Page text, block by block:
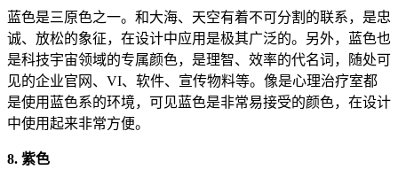
蓝色是三原色之一。和大海、天空有着不可分割的联系，是忠
诚、放松的象征，在设计中应用是极其广泛的。另外，蓝色也
是科技宇宙领域的专属颜色，是理智、效率的代名词，随处可
见的企业官网、VI、软件、宣传物料等。像是心理治疗室都
是使用蓝色系的环境，可见蓝色是非常易接受的颜色，在设计
中使用起来非常方便。
8. 紫色